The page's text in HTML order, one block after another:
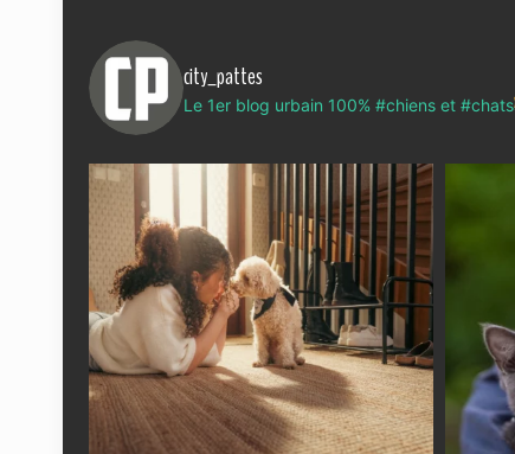
city_pattes
Le 1er blog urbain 100% #chiens et #chats